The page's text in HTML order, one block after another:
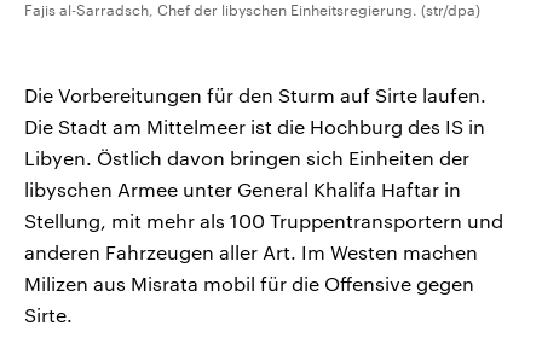
Fajis al-Sarradsch, Chef der libyschen Einheitsregierung. (str/dpa)
Die Vorbereitungen für den Sturm auf Sirte laufen.
Die Stadt am Mittelmeer ist die Hochburg des IS in
Libyen. Östlich davon bringen sich Einheiten der
libyschen Armee unter General Khalifa Haftar in
Stellung, mit mehr als 100 Truppentransportern und
anderen Fahrzeugen aller Art. Im Westen machen
Milizen aus Misrata mobil für die Offensive gegen
Sirte.